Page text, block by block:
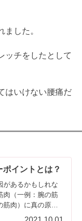
した。
ッチをしたとして
はいけない腰痛だ
イントとは？
があるかもしれな
肉（一例：腕の筋
肉）に真の原因